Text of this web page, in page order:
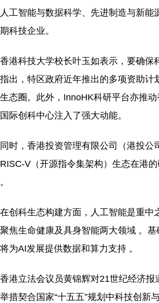
人工智能与数据科学、先进制造与新
期科技企业。
香港科技大学校长叶玉如表示，要确
指出，特区政府近年推出的多项资助
生态圈。此外，InnoHK科研平台亦推
国际创科中心注入了强大动能。
同时，香港投资管理有限公司（港投
RISC-V（开源指令集架构）生态在港
。
在创科生态构建方面，人工智能是重中
聚焦生命健康及具身智能两大领域 。
将为AI发展提供数据和算力支持 。
香港立法会议员黄锦辉对21世纪经济
举措契合国家“十五五”规划中科技创新